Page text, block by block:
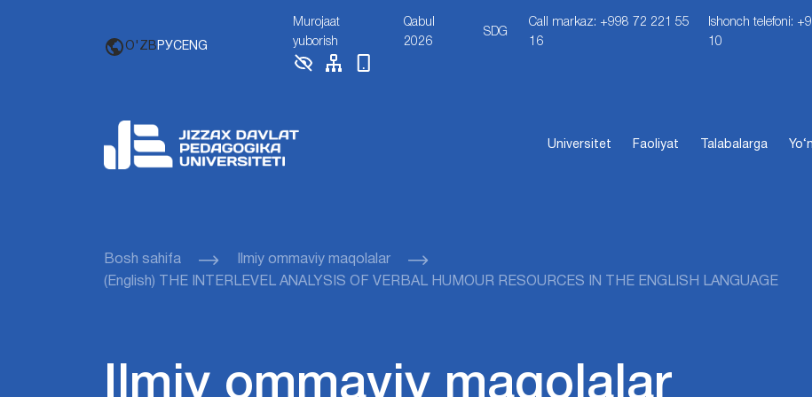
O'ZB РУСENG
Murojaat
yuborish
Qabul
2026
SDG
Call markaz: +998 72 221 55
16
Ishonch telefoni:
10
Universitet Faoliyat Talabalarga
Bosh sahifa
Ilmiy ommaviy maqolalar
(English) THE INTERLEVEL ANALYSIS OF VERBAL HUMOUR RESOURCES IN THE ENGLISH LANGUAGE
Ilmiy ommaviy maqolalar